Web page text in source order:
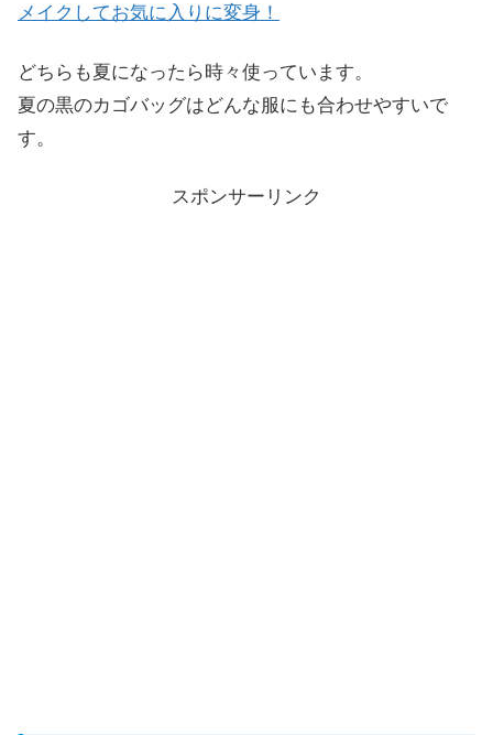
メイクしてお気に入りに変身！
どちらも夏になったら時々使っています。
夏の黒のカゴバッグはどんな服にも合わせやすいで
す。
スポンサーリンク